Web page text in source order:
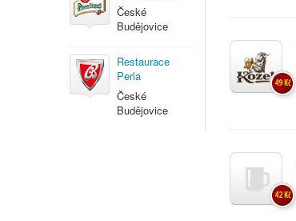
České
Budějovice
Restaurace
Perla
České
Budějovice
49 Kč
42 Kč